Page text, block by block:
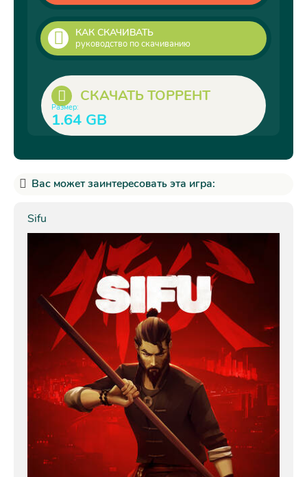
КАК СКАЧИВАТЬ
руководство по скачиванию
СКАЧАТЬ ТОРРЕНТ
Размер:
1.64 GB
Вас может заинтересовать эта игра:
Sifu